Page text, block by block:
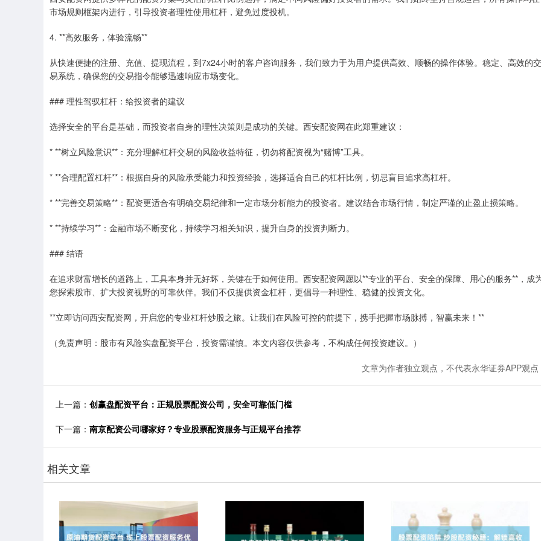
市场规则框架内进行，引导投资者理性使用杠杆，避免过度投机。
4. **高效服务，体验流畅**
从快速便捷的注册、充值、提现流程，到7x24小时的客户咨询服务，我们致力于为用户提供高效、顺畅的操作体验。稳定、高效的交
易系统，确保您的交易指令能够迅速响应市场变化。
### 理性驾驭杠杆：给投资者的建议
选择安全的平台是基础，而投资者自身的理性决策则是成功的关键。西安配资网在此郑重建议：
* **树立风险意识**：充分理解杠杆交易的风险收益特征，切勿将配资视为“赌博”工具。
* **合理配置杠杆**：根据自身的风险承受能力和投资经验，选择适合自己的杠杆比例，切忌盲目追求高杠杆。
* **完善交易策略**：配资更适合有明确交易纪律和一定市场分析能力的投资者。建议结合市场行情，制定严谨的止盈止损策略。
* **持续学习**：金融市场不断变化，持续学习相关知识，提升自身的投资判断力。
### 结语
在追求财富增长的道路上，工具本身并无好坏，关键在于如何使用。西安配资网愿以**专业的平台、安全的保障、用心的服务**，成
您探索股市、扩大投资视野的可靠伙伴。我们不仅提供资金杠杆，更倡导一种理性、稳健的投资文化。
**立即访问西安配资网，开启您的专业杠杆炒股之旅。让我们在风险可控的前提下，携手把握市场脉搏，智赢未来！**
（免责声明：股市有风险实盘配资平台，投资需谨慎。本文内容仅供参考，不构成任何投资建议。）
文章为作者独立观点，不代表永华证券APP观点
上一篇： 创赢盘配资平台：正规股票配资公司，安全可靠低门槛
下一篇： 南京配资公司哪家好？专业股票配资服务与正规平台推荐
相关文章